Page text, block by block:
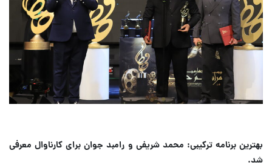
بهترین برنامه ترکیبی: محمد شریفی و رامبد جوان برای کارناوال معرفی
شد.